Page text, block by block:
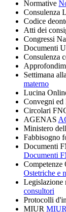
Normative
Consulenza
Codice
Atti dei
Congressi
Documenti
Consulenza
Settimana
materno
Lucina
Convegni ed
Circolari
AGENAS
Ministero
Fabbisogno
Documenti
Documenti
Competenze
Ostetriche e
Legislazione
consultori
Protocolli
MIUR MIUR